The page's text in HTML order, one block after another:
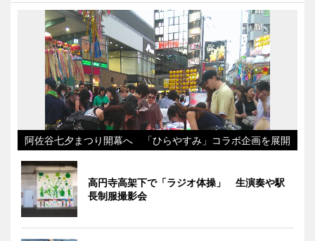
阿佐谷七夕まつり開幕へ 「ひらやすみ」コラボ企画を展開
高円寺高架下で「ラジオ体操」 生演奏や駅
長制服撮影会